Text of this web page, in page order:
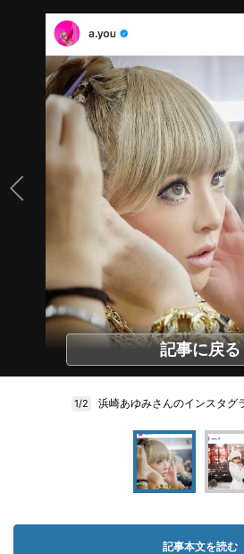
記事に戻る
1/2 浜崎あゆみさんのインスタグ
記事本文を読む